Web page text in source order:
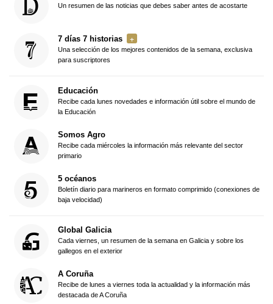
Un resumen de las noticias que debes saber antes de acostarte
7 días 7 historias
Una selección de los mejores contenidos de la semana, exclusiva
para suscriptores
Educación
Recibe cada lunes novedades e información útil sobre el mundo de
la Educación
Somos Agro
Recibe cada miércoles la información más relevante del sector
primario
5 océanos
Boletín diario para marineros en formato comprimido (conexiones de
baja velocidad)
Global Galicia
Cada viernes, un resumen de la semana en Galicia y sobre los
gallegos en el exterior
A Coruña
Recibe de lunes a viernes toda la actualidad y la información más
destacada de A Coruña